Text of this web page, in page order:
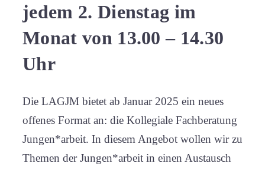
jedem 2. Dienstag im
Monat von 13.00 – 14.30
Uhr
Die LAGJM bietet ab Januar 2025 ein neues
offenes Format an: die Kollegiale Fachberatung
Jungen*arbeit. In diesem Angebot wollen wir zu
Themen der Jungen*arbeit in einen Austausch